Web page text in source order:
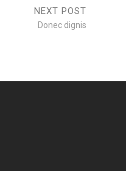
NEXT POST
Donec dignis